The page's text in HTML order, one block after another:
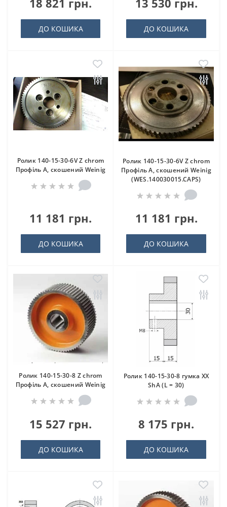
ДО КОШИКА ДО КОШИКА
Ролик 140-15-30-6V Z chrom
Профіль A, скошений Weinig
11 181 грн.
ДО КОШИКА
Ролик 140-15-30-6V Z chrom
Профіль A, скошений Weinig
(WES.140030015.CAPS)
11 181 грн.
ДО КОШИКА
Ролик 140-15-30-8 Z chrom
Профіль A, скошений Weinig
15 527 грн.
ДО КОШИКА
Ролик 140-15-30-8 гумка XX
ShA (L = 30)
8 175 грн.
ДО КОШИКА